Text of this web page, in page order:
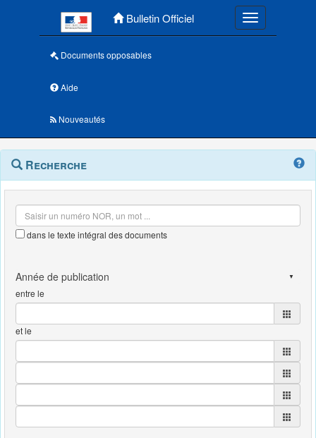
Bulletin Officiel Toggle
Documents opposables
Aide
Nouveautés
Navigation
outils
Menu
contextuel
Recherche
dans le texte intégral des documents
entre le
et le